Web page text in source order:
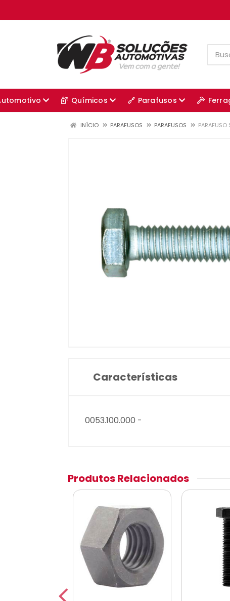
Químicos Parafusos
INÍCIO PARAFUSOS PARAFUSOS PARAFUSO
Características
0053.100.000 -
Produtos Relacionados